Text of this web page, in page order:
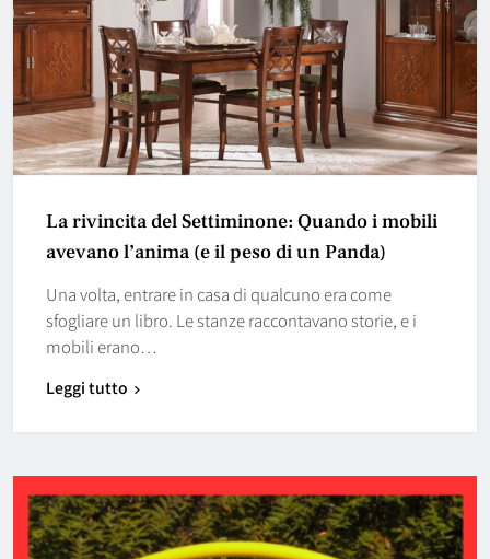
La rivincita del Settiminone: Quando i mobili
avevano l’anima (e il peso di un Panda)
Una volta, entrare in casa di qualcuno era come
sfogliare un libro. Le stanze raccontavano storie, e i
mobili erano…
Leggi tutto